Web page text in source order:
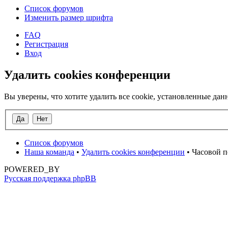
Список форумов
Изменить размер шрифта
FAQ
Регистрация
Вход
Удалить cookies конференции
Вы уверены, что хотите удалить все cookie, установленные
Список форумов
Наша команда • Удалить cookies конференции • Часовой
POWERED_BY
Русская поддержка phpBB